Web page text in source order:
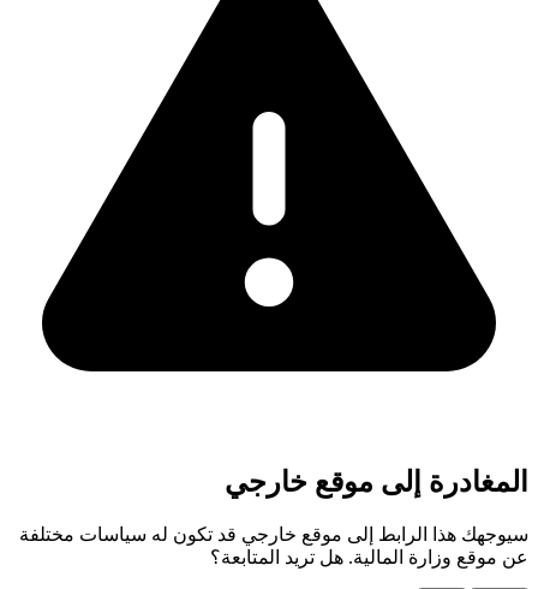
المغادرة إلى موقع خارجي
سيوجهك هذا الرابط إلى موقع خارجي قد تكون له سياسات مختلفة
عن موقع وزارة المالية. هل تريد المتابعة؟